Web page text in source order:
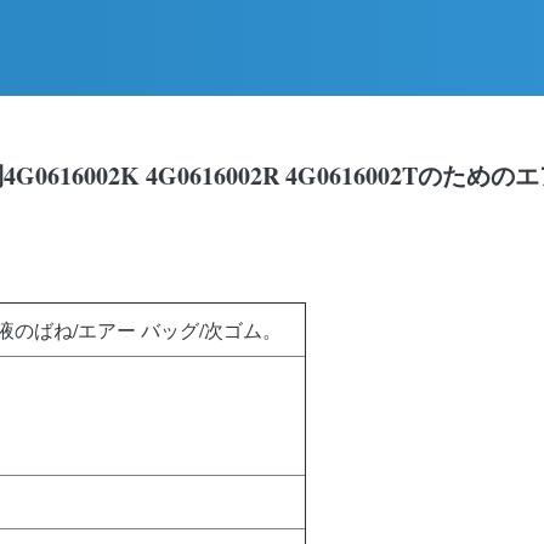
4G0616002R 4G0616002Tのための
ばね/エアー バッグ/次ゴム。